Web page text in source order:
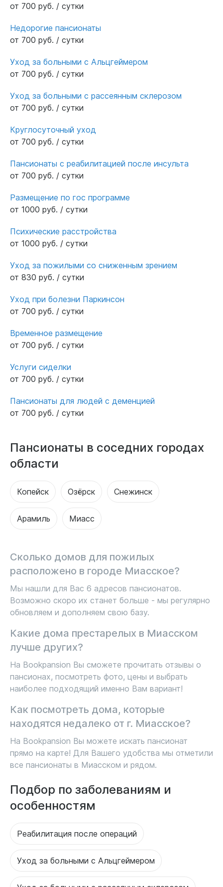
от 700 руб. / сутки
Недорогие пансионаты
от 700 руб. / сутки
Уход за больными с Альцгеймером
от 700 руб. / сутки
Уход за больными с рассеянным склерозом
от 700 руб. / сутки
Круглосуточный уход
от 700 руб. / сутки
Пансионаты с реабилитацией после инсульта
от 700 руб. / сутки
Размещение по гос программе
от 1000 руб. / сутки
Психические расстройства
от 1000 руб. / сутки
Уход за пожилыми со сниженным зрением
от 830 руб. / сутки
Уход при болезни Паркинсон
от 700 руб. / сутки
Временное размещение
от 700 руб. / сутки
Услуги сиделки
от 700 руб. / сутки
Пансионаты для людей с деменцией
от 700 руб. / сутки
Пансионаты в соседних городах
области
Копейск Озёрск Снежинск
Арамиль Миасс
Сколько домов для пожилых
расположено в городе Миасское?
Мы нашли для Вас 6 адресов пансионатов.
Возможно скоро их станет больше - мы регулярно
обновляем и дополняем свою базу.
Какие дома престарелых в Миасском
лучше других?
На Bookpansion Вы сможете прочитать отзывы о
пансионах, посмотреть фото, цены и выбрать
наиболее подходящий именно Вам вариант!
Как посмотреть дома, которые
находятся недалеко от г. Миасское?
На Bookpansion Вы можете искать пансионат
прямо на карте! Для Вашего удобства мы отметили
все пансионаты в Миасском и рядом.
Подбор по заболеваниям и
особенностям
Реабилитация после операций
Уход за больными с Альцгеймером